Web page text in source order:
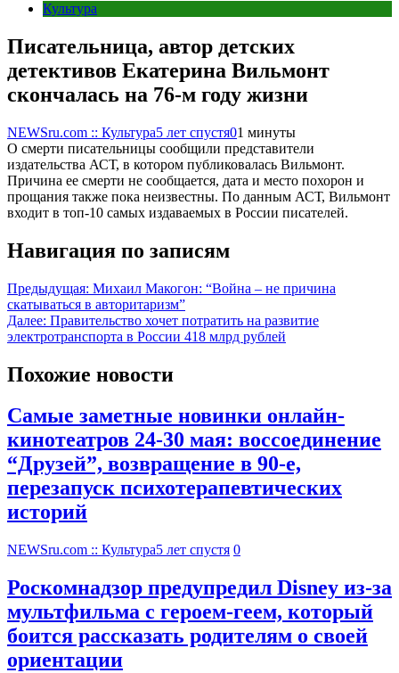
Культура
Писательница, автор детских
детективов Екатерина Вильмонт
скончалась на 76-м году жизни
NEWSru.com :: Культура5 лет спустя01 минуты
О смерти писательницы сообщили представители
издательства АСТ, в котором публиковалась Вильмонт.
Причина ее смерти не сообщается, дата и место похорон и
прощания также пока неизвестны. По данным АСТ, Вильмонт
входит в топ-10 самых издаваемых в России писателей.
Навигация по записям
Предыдущая: Михаил Макогон: “Война – не причина
скатываться в авторитаризм”
Далее: Правительство хочет потратить на развитие
электротранспорта в России 418 млрд рублей
Похожие новости
Самые заметные новинки онлайн-
кинотеатров 24-30 мая: воссоединение
“Друзей”, возвращение в 90-е,
перезапуск психотерапевтических
историй
NEWSru.com :: Культура5 лет спустя 0
Роскомнадзор предупредил Disney из-за
мультфильма c героем-геем, который
боится рассказать родителям о своей
ориентации